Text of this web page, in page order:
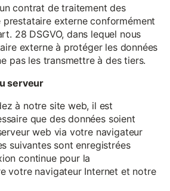
contrat de traitement des
prestataire externe conformément
28 DSGVO, dans lequel nous
externe à protéger les données
pas les transmettre à des tiers.
serveur
à notre site web, il est
que des données soient
web via votre navigateur
suivantes sont enregistrées
continue pour la
votre navigateur Internet et notre